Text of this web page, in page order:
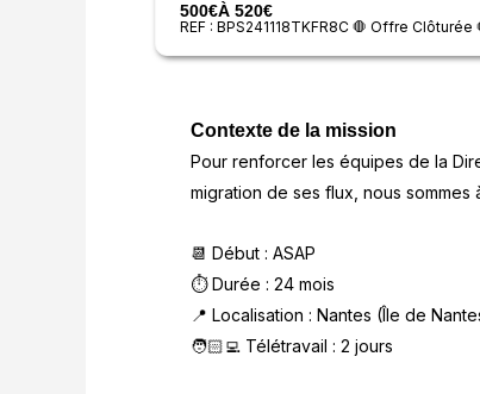
500€À 520€
REF : BPS241118TKFR8C 🛑 Offre Clôturée
Contexte de la mission
Pour renforcer les équipes de la
migration de ses flux, nous sommes
📆 Début : ASAP
⏱️ Durée : 24 mois
📍 Localisation : Nantes (Île de
🧑🏻‍💻 Télétravail : 2 jours